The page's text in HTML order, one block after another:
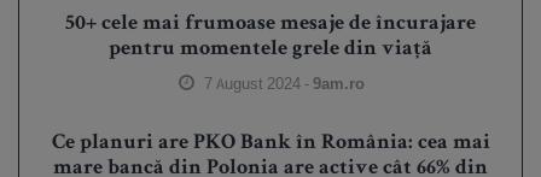
50+ cele mai frumoase mesaje de încurajare
pentru momentele grele din viață
7 August 2024 -9am.ro
Ce planuri are PKO Bank în România: cea mai
mare bancă din Polonia are active cât 66% din